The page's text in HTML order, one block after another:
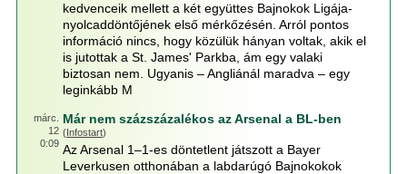
kedvenceik mellett a két együttes Bajnokok Ligája-
nyolcaddöntőjének első mérkőzésén. Arról pontos
információ nincs, hogy közülük hányan voltak, akik el
is jutottak a St. James' Parkba, ám egy valaki
biztosan nem. Ugyanis – Angliánál maradva – egy
leginkább M
márc.
12
0:09
Már nem százszázalékos az Arsenal a BL-ben
(Infostart)
Az Arsenal 1–1-es döntetlent játszott a Bayer
Leverkusen otthonában a labdarúgó Bajnokokok